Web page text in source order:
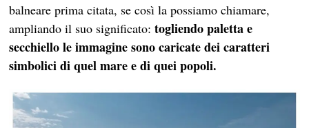
balneare prima citata, se così la possiamo chiamare,
ampliando il suo significato:togliendo paletta e
secchiello le immagine sono caricate dei caratteri
simbolici di quel mare e di quei popoli.